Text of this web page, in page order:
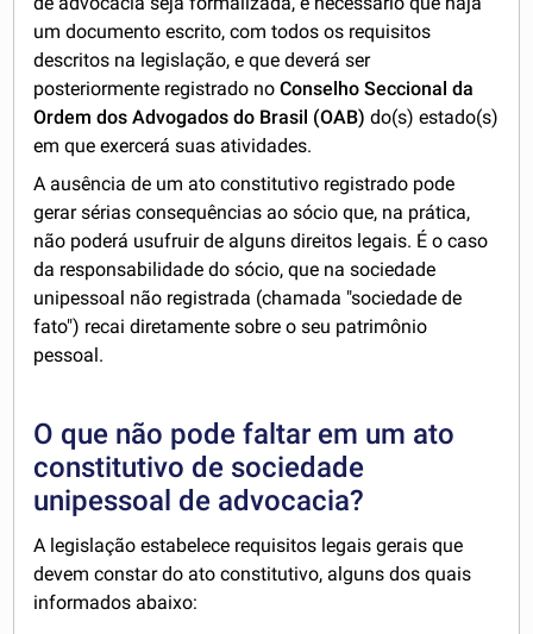
um documento escrito, com todos os requisitos
descritos na legislação, e que deverá ser
posteriormente registrado no Conselho Seccional da
Ordem dos Advogados do Brasil (OAB) do(s) estado(s)
em que exercerá suas atividades.
A ausência de um ato constitutivo registrado pode
gerar sérias consequências ao sócio que, na prática,
não poderá usufruir de alguns direitos legais. É o caso
da responsabilidade do sócio, que na sociedade
unipessoal não registrada (chamada "sociedade de
fato") recai diretamente sobre o seu patrimônio
pessoal.
O que não pode faltar em um ato
constitutivo de sociedade
unipessoal de advocacia?
A legislação estabelece requisitos legais gerais que
devem constar do ato constitutivo, alguns dos quais
informados abaixo: